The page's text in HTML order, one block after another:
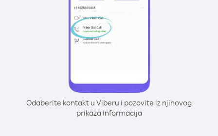
Odaberite kontakt u Viberu i pozovite iz njihovog
prikaza informacija